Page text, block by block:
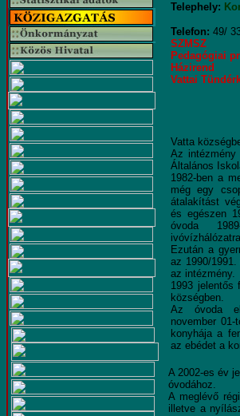
Telephely:
Telefon: 49/
SZMSZ
Pedagógiai
Házirend
Vattai
Vatta
Az
Általános
1982-ben a
még egy
átalakítást
és egészen
óvoda
Ezután a
az 1990/
az intézmény.
1993 jelentős
községben.
Az óvoda
november
konyhája a
az ebédet a
A 2002-es év
óvodához.
A meglévő
illetve a